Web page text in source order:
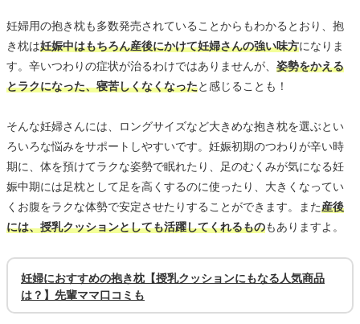
妊婦用の抱き枕も多数発売されていることからもわかるとおり、抱
き枕は妊娠中はもちろん産後にかけて妊婦さんの強い味方になりま
す。辛いつわりの症状が治るわけではありませんが、 姿勢をかえる
とラクになった、寝苦しくなくなったと感じることも！
そんな妊婦さんには、ロングサイズなど大きめな抱き枕を選ぶとい
ろいろな悩みをサポートしやすいです。妊娠初期のつわりが辛い時
期に、体を預けてラクな姿勢で眠れたり、足のむくみが気になる妊
娠中期には足枕として足を高くするのに使ったり、大きくなってい
くお腹をラクな体勢で安定させたりすることができます。また産後
には、授乳クッションとしても活躍してくれるものもありますよ。
妊婦におすすめの抱き枕【授乳クッションにもなる人気商品
は？】先輩ママ口コミも